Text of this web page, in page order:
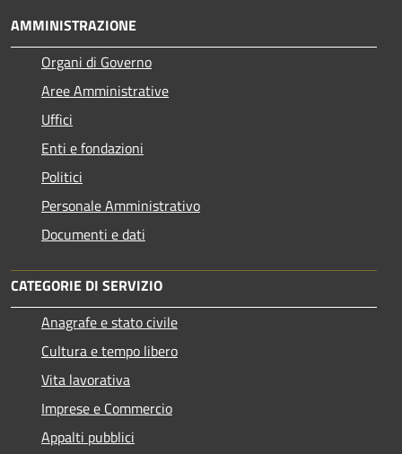
AMMINISTRAZIONE
Organi di Governo
Aree Amministrative
Uffici
Enti e fondazioni
Politici
Personale Amministrativo
Documenti e dati
CATEGORIE DI SERVIZIO
Anagrafe e stato civile
Cultura e tempo libero
Vita lavorativa
Imprese e Commercio
Appalti pubblici